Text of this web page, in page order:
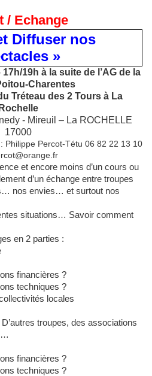
/ Echange
Diffuser nos
»
19h à la suite de l’AG de la
Charentes
Tréteau des 2 Tours à La
Rochelle
- Mireuil – La ROCHELLE
17000
Philippe Percot-Tétu 06 82 22 13 10
et encore moins d’un cours ou
d’un échange entre troupes
nos envies… et surtout nos
situations… Savoir comment
en 2 parties :
financières ?
techniques ?
locales
troupes, des associations
financières ?
techniques ?